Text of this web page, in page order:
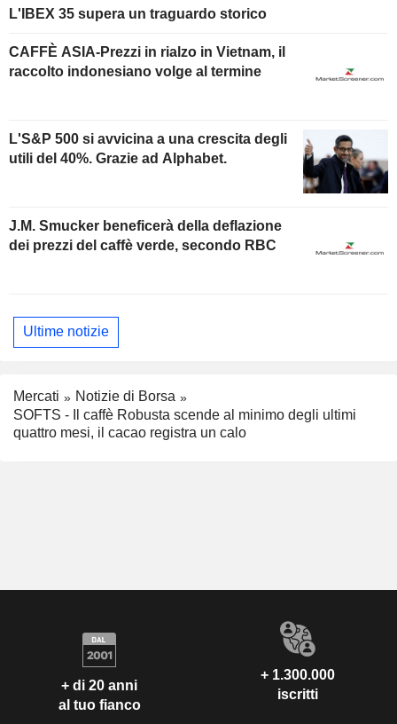
L'IBEX 35 supera un traguardo storico
CAFFÈ ASIA-Prezzi in rialzo in Vietnam, il
raccolto indonesiano volge al termine
L'S&P 500 si avvicina a una crescita degli
utili del 40%. Grazie ad Alphabet.
J.M. Smucker beneficerà della deflazione
dei prezzi del caffè verde, secondo RBC
Ultime notizie
Mercati
Notizie di Borsa
SOFTS - Il caffè Robusta scende al minimo degli ultimi
quattro mesi, il cacao registra un calo
+ di 20 anni
al tuo fianco
+ 1.300.000
iscritti